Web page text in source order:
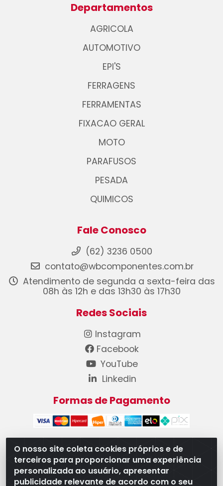
O nosso site coleta cookies próprios e de
terceiros para proporcionar uma experiência
personalizada ao usuário, apresentar
publicidade relevante de acordo com o seu
Departamentos
AGRICOLA
AUTOMOTIVO
EPI'S
FERRAGENS
FERRAMENTAS
FIXACAO GERAL
MOTO
PARAFUSOS
PESADA
QUIMICOS
Fale Conosco
(62) 3236 0500
contato@wbcomponentes.com.br
Atendimento de segunda a sexta-feira das
08h às 12h e das 13h30 às 17h30
Redes Sociais
Instagram
Facebook
YouTube
Linkedin
Formas de Pagamento
WB Componentes Automotivos LTDA - CNPJ
08.528.393/0001-12 - Rua do Níquel, 667 - Parque
Oeste Industrial, Goiânia/GO - CEP 74375-660